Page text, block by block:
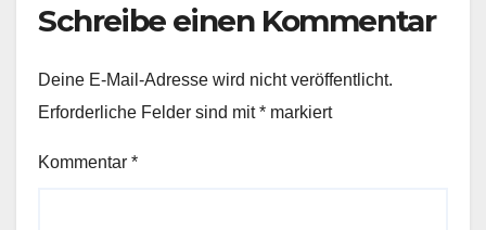
Schreibe einen Kommentar
Deine E-Mail-Adresse wird nicht veröffentlicht.
Erforderliche Felder sind mit* markiert
Kommentar *